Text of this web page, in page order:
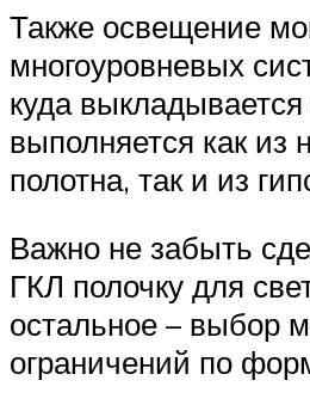
Также освещение
многоуровневых
куда
выполняется как из
полотна, так и из
Важно не забыть
ГКЛ полочку для
остальное – выбор
ограничений по